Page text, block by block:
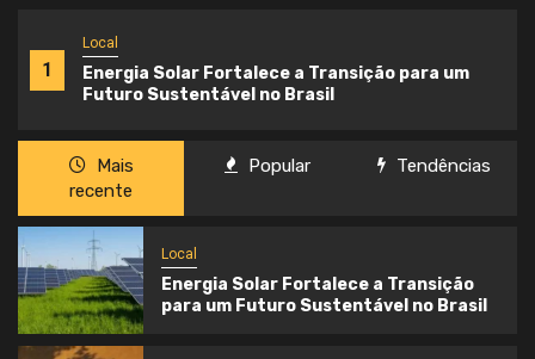
1
Local
Energia Solar Fortalece a Transição para um
Futuro Sustentável no Brasil
Mais
recente
Popular Tendências
Local
Energia Solar Fortalece a Transição
para um Futuro Sustentável no Brasil